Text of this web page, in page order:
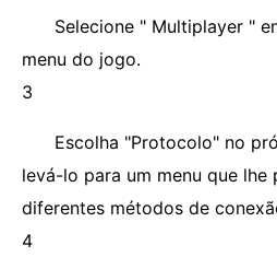
Selecione " Multiplayer "
menu do jogo.
3
Escolha "Protocolo" no
levá-lo para um menu que lhe
diferentes métodos de
4